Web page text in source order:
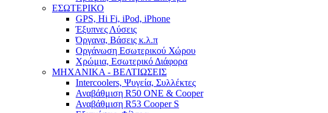
ΕΣΩΤΕΡΙΚΟ
GPS, Hi Fi, iPod, iPhone
Έξυπνες Λύσεις
Όργανα, Βάσεις κ.λ.π
Οργάνωση Εσωτερικού Χώρου
Χρώμια, Εσωτερικό Διάφορα
ΜΗΧΑΝΙΚΑ - ΒΕΛΤΙΩΣΕΙΣ
Intercoolers, Ψυγεία, Συλλέκτες
Αναβάθμιση R50 ONE & Cooper
Αναβάθμιση R53 Cooper S